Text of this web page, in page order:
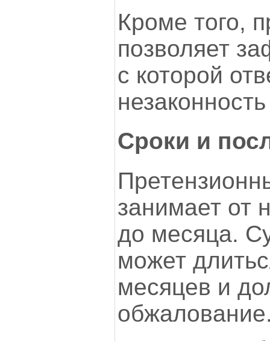
Кроме того,
позволяет
с которой
Сроки и
занимает от
до месяца.
может
месяцев и